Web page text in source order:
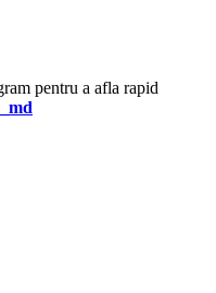
pentru a afla rapid